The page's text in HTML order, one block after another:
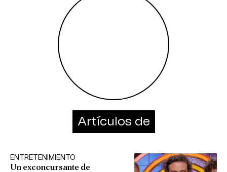
Artículos de
ENTRETENIMIENTO
Un exconcursante de